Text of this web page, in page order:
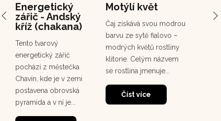
Energetický
zářič - Andský
kříž (chakana)
Tento tvarový
energetický zářič
pochází z městečka
Chavín, kde je v zemi
postavena obrovská
pyramida a v ní je...
Motýlí květ
Čaj získává svou modrou
barvu ze sytě fialovo –
modrých květů rostliny
klitorie. Celým názvem
se rostlina jmenuje...
Číst více